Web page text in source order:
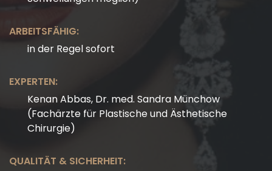
ARBEITSFÄHIG:
in der Regel sofort
EXPERTEN:
Kenan Abbas, Dr. med. Sandra Münchow
(Fachärzte für Plastische und Ästhetische
Chirurgie)
QUALITÄT & SICHERHEIT: